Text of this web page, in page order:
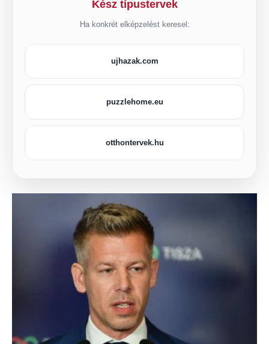
Kész típustervek
Ha konkrét elképzelést keresel:
ujhazak.com
puzzlehome.eu
otthontervek.hu